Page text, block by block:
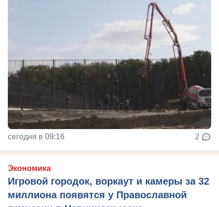
сегодня в 09:16 2
Экономика
Игровой городок, воркаут и камеры за 32
миллиона появятся у Православной